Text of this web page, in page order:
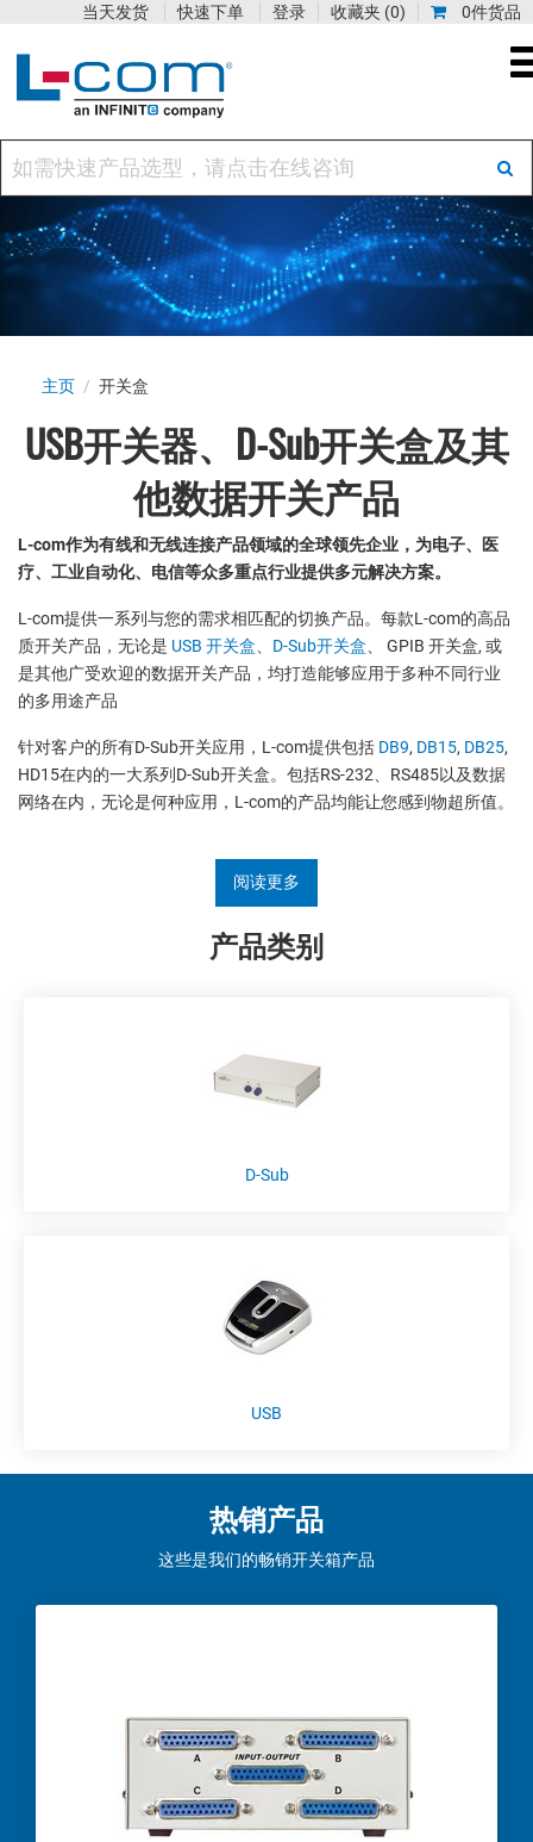
0件货品
收藏夹 (0)
当天发货 快速下单 登录
主页 / 开关盒
USB开关器、D-Sub开关盒及其
他数据开关产品
L-com作为有线和无线连接产品领域的全球领先企业，为电子、医
疗、工业自动化、电信等众多重点行业提供多元解决方案。
L-com提供一系列与您的需求相匹配的切换产品。每款L-com的高品
质开关产品，无论是 USB 开关盒、 D-Sub开关盒、 GPIB 开关盒, 或
是其他广受欢迎的数据开关产品，均打造能够应用于多种不同行业
的多用途产品
针对客户的所有D-Sub开关应用，L-com提供包括 DB9, DB15, DB25,
HD15在内的一大系列D-Sub开关盒。包括RS-232、RS485以及数据
网络在内，无论是何种应用，L-com的产品均能让您感到物超所值。
阅读更多
产品类别
D-Sub
USB
热销产品
这些是我们的畅销开关箱产品